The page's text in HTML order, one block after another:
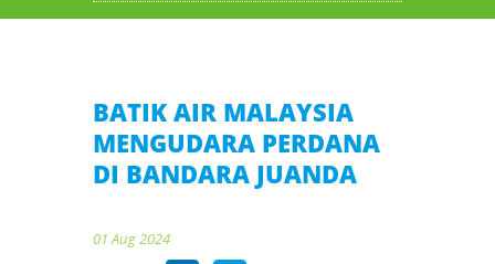
BATIK AIR MALAYSIA
MENGUDARA PERDANA
DI BANDARA JUANDA
01 Aug 2024